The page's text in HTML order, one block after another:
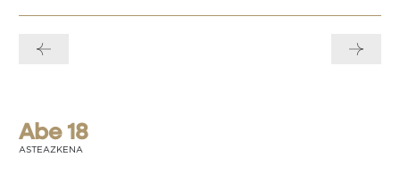
zehar
Abe 18
ASTEAZKENA